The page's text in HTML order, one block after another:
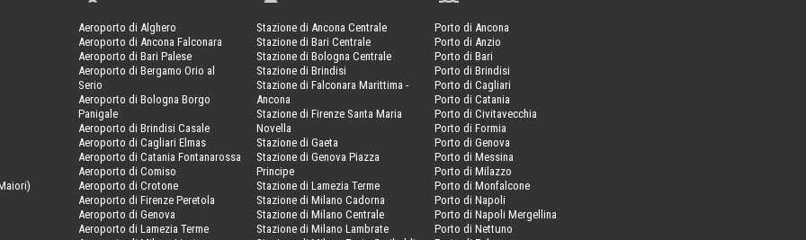
Aeroporto di Alghero
Aeroporto di Ancona Falconara
Aeroporto di Bari Palese
Aeroporto di Bergamo Orio al
Serio
Aeroporto di Bologna Borgo
Panigale
Aeroporto di Brindisi Casale
Aeroporto di Cagliari Elmas
Aeroporto di Catania Fontanarossa
Aeroporto di Comiso
Aeroporto di Crotone
Aeroporto di Firenze Peretola
Aeroporto di Genova
Aeroporto di Lamezia Terme
Stazione di Ancona Centrale
Stazione di Bari Centrale
Stazione di Bologna Centrale
Stazione di Brindisi
Stazione di Falconara Marittima -
Ancona
Stazione di Firenze Santa Maria
Novella
Stazione di Gaeta
Stazione di Genova Piazza
Principe
Stazione di Lamezia Terme
Stazione di Milano Cadorna
Stazione di Milano Centrale
Stazione di Milano Lambrate
Porto di Ancona
Porto di Anzio
Porto di Bari
Porto di Brindisi
Porto di Cagliari
Porto di Catania
Porto di Civitavecchia
Porto di Formia
Porto di Genova
Porto di Messina
Porto di Milazzo
Porto di Monfalcone
Porto di Napoli
Porto di Napoli Mergellina
Porto di Nettuno